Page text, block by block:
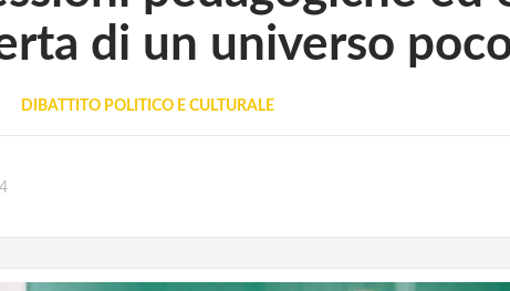
di un universo
DIBATTITO POLITICO E CULTURALE